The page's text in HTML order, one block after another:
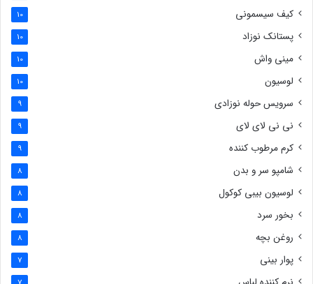
کیف سیسمونی 10
پستانک نوزاد 10
مینی واش 10
لوسیون 10
سرویس حوله نوزادی 9
نی نی لای لای 9
کرم مرطوب کننده 9
شامپو سر و بدن 8
لوسیون بیبی کوکول 8
بخور سرد 8
روغن بچه 8
پوار بینی 7